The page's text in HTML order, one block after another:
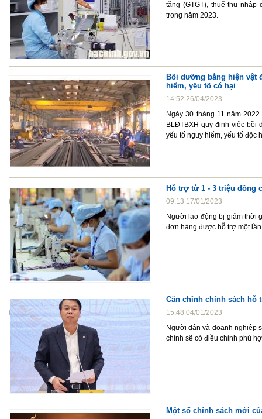
tăng (GTGT), thuế thu
trong năm 2023.
Bồi dưỡng bằng hiện vật
hiểm, yếu tố có hại
14:52 26/04/2023
Ngày 30 tháng 11 năm
BLĐTBXH quy định việc bồi
yếu tố nguy hiểm, yếu tố độc
Hỗ trợ từ 1 - 3 triệu đồng
09:13 17/01/2023
Người lao động bị giảm thời
đơn hàng được hỗ trợ một
Căn chỉnh chính sách hỗ
15:48 04/01/2023
Người dân và doanh nghiệp
chính sẽ có điều chỉnh phù
Một số chính sách mới